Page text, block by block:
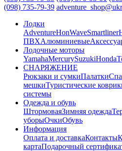
(098) 735-79-39
Лодки
AdventureHonWaveSmartliner
ПВХАлюминиевые
Лодочные моторы
YamahaMercurySuzukiHonda
СНАРЯЖЕНИЕ
Рюкзаки и сумкиПалатки
мешкиТуристические
системы
Одежда и обувь
ШтормоваяЗимняя одежда
уборыОчкиОбувь
Информация
Оплата и доставкаКонтакты
картаПодарочный